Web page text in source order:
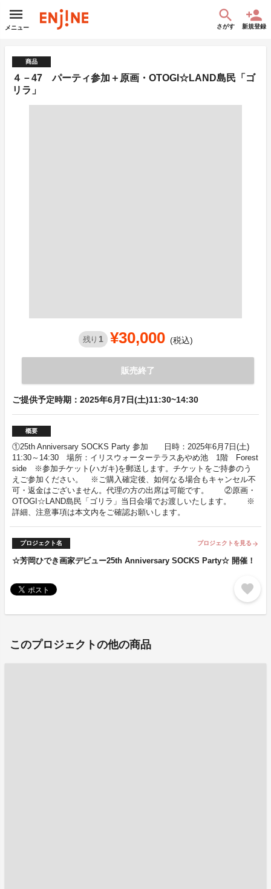
メニュー さがす 新規登録
商品
４－47 パーティ参加＋原画・OTOGI☆LAND島民「ゴ
リラ」
残り 1 ¥30,000 (税込)
販売終了
ご提供予定時期：2025年6月7日(土)11:30~14:30
概要
①25th Anniversary SOCKS Party 参加 日時：2025年6月7日(土)
11:30～14:30 場所：イリスウォーターテラスあやめ池 1階 Forest
side ※参加チケット(ハガキ)を郵送します。チケットをご持参のう
えご参加ください。 ※ご購入確定後、如何なる場合もキャンセル不
可・返金はございません。代理の方の出席は可能です。 ②原画・
OTOGI☆LAND島民「ゴリラ」当日会場でお渡しいたします。 ※
詳細、注意事項は本文内をご確認お願いします。
プロジェクト名 プロジェクトを見る arrow_forward
☆芳岡ひでき画家デビュー25th Anniversary SOCKS Party☆ 開催！
favorite
このプロジェクトの他の商品